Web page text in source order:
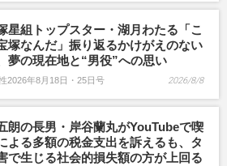
星組トップスター・湖月わたる「こ
塚なんだ」振り返るかけがえのない
夢の現在地と“男役”への思い
2026年8月18日・25日号 2026/8/8
朗の長男・岸谷蘭丸がYouTubeで喫
よる多額の税金支出を訴えるも、タ
で生じる社会的損失額の方が上回る